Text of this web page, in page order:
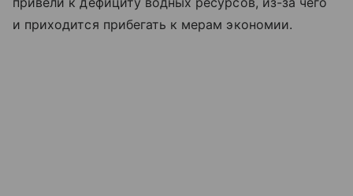
и приходится прибегать к мерам экономии.